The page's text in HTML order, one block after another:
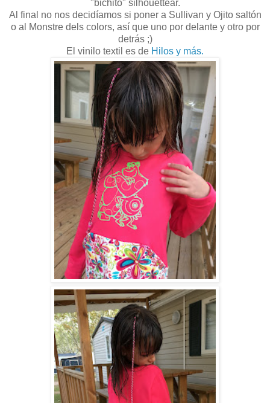
"bichito" silhouettear.
Al final no nos decidíamos si poner a Sullivan y Ojito saltón
o al Monstre dels colors, así que uno por delante y otro por
detrás ;)
El vinilo textil es de Hilos y más.